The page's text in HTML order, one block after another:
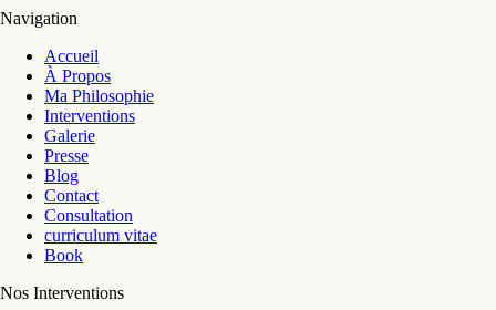
Navigation
Accueil
À Propos
Ma Philosophie
Interventions
Galerie
Presse
Blog
Contact
Consultation
curriculum vitae
Book
Nos Interventions